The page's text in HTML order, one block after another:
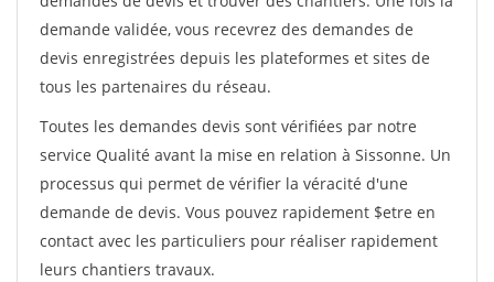
demande validée, vous recevrez des demandes de
devis enregistrées depuis les plateformes et sites de
tous les partenaires du réseau.
Toutes les demandes devis sont vérifiées par notre
service Qualité avant la mise en relation à Sissonne. Un
processus qui permet de vérifier la véracité d'une
demande de devis. Vous pouvez rapidement $etre en
contact avec les particuliers pour réaliser rapidement
leurs chantiers travaux.